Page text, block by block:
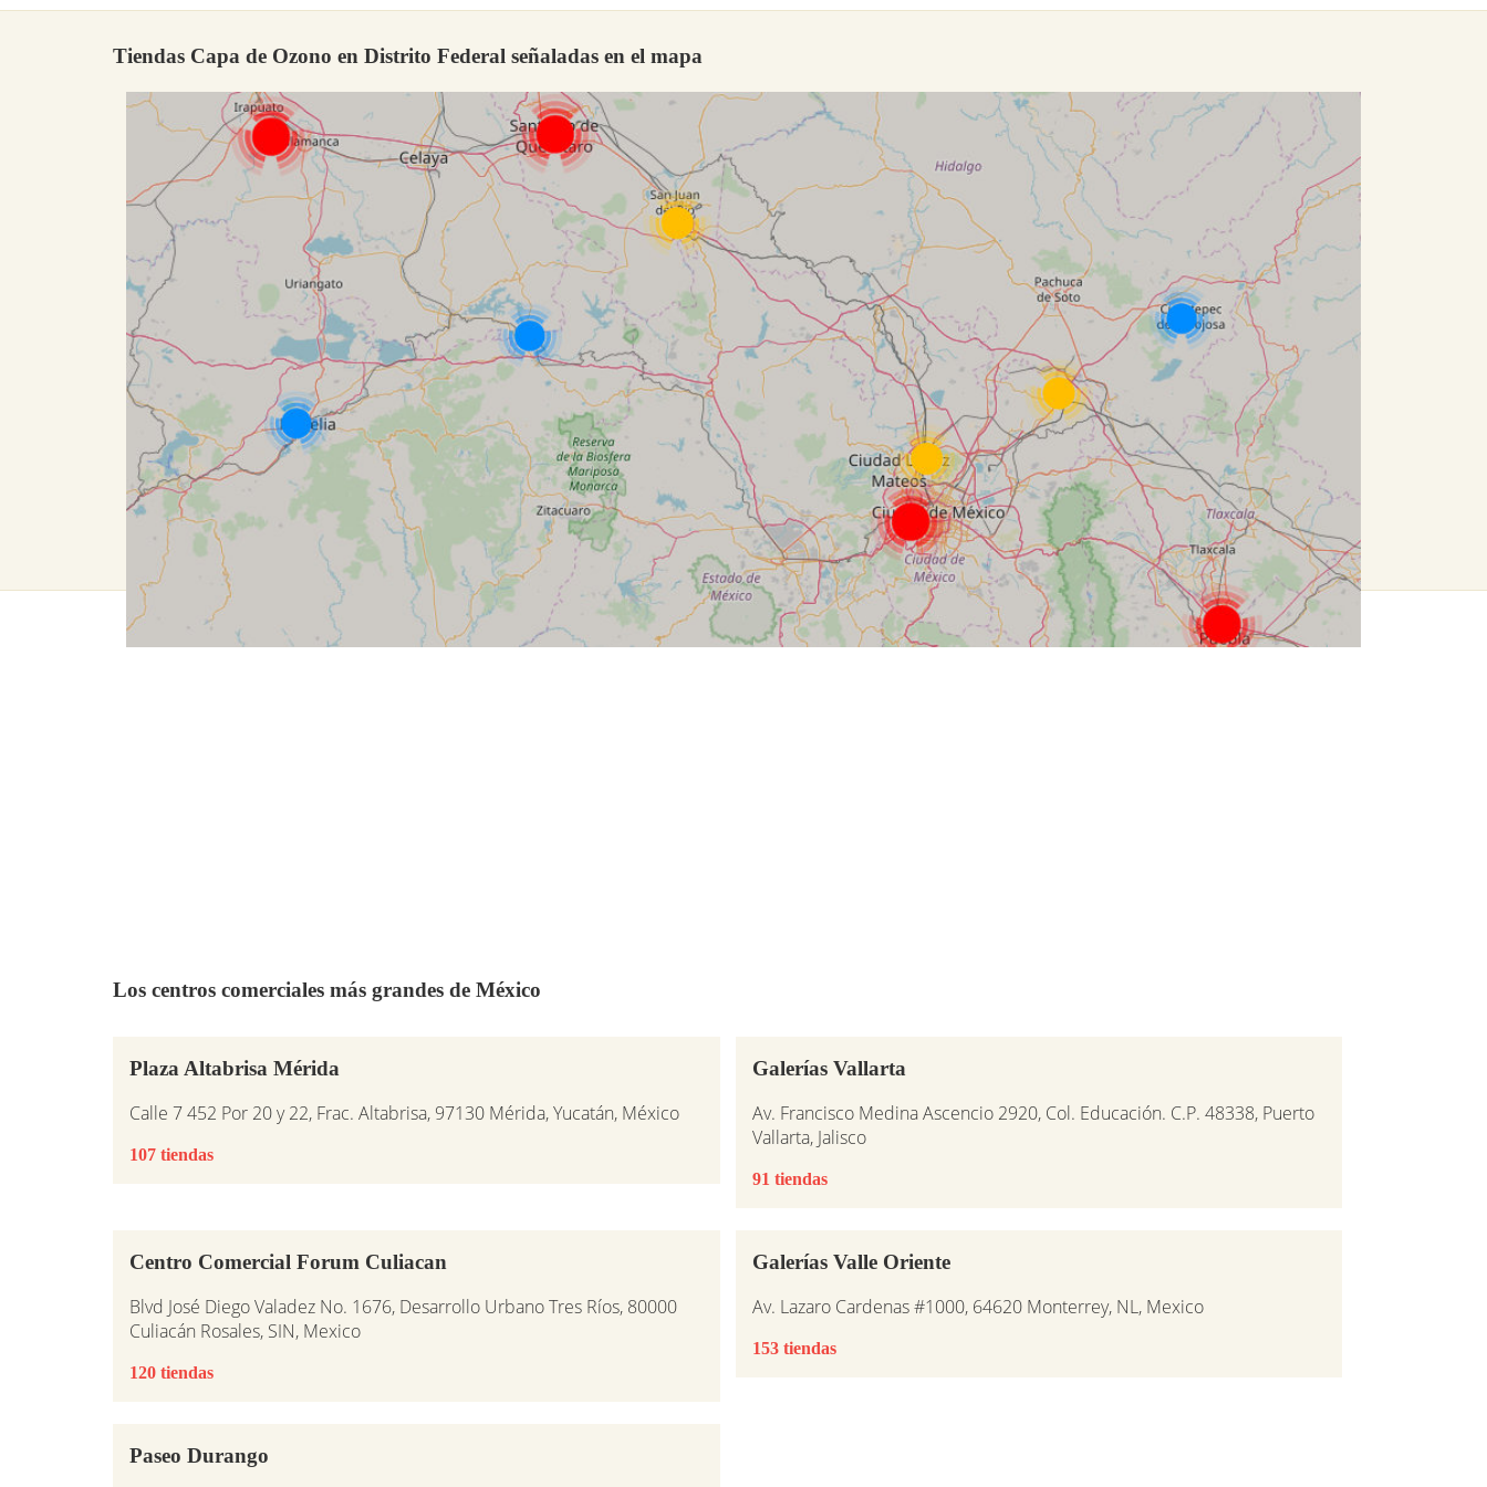
Tiendas Capa de Ozono en Distrito Federal señaladas en el mapa
Los centros comerciales más grandes de México
Plaza Altabrisa Mérida
Calle 7 452 Por 20 y 22, Frac. Altabrisa, 97130 Mérida, Yucatán, México
107 tiendas
Galerías Vallarta
Av. Francisco Medina Ascencio 2920, Col. Educación. C.P. 48338, Puerto
Vallarta, Jalisco
91 tiendas
Centro Comercial Forum Culiacan
Blvd José Diego Valadez No. 1676, Desarrollo Urbano Tres Ríos, 80000
Culiacán Rosales, SIN, Mexico
120 tiendas
Galerías Valle Oriente
Av. Lazaro Cardenas #1000, 64620 Monterrey, NL, Mexico
153 tiendas
Paseo Durango